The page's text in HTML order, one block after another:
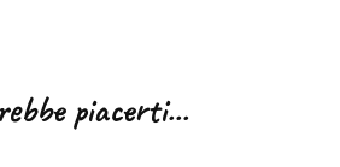
piacerti...